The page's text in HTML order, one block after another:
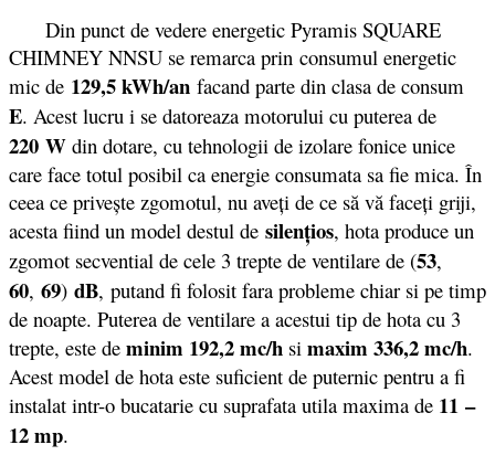
Din punct de vedere energetic Pyramis SQUARE
CHIMNEY NNSU se remarca prin consumul energetic
mic de 129,5 kWh/an facand parte din clasa de consum
E. Acest lucru i se datoreaza motorului cu puterea de
220 W din dotare, cu tehnologii de izolare fonice unice
care face totul posibil ca energie consumata sa fie mica. În
ceea ce priveşte zgomotul, nu aveţi de ce să vă faceţi griji,
acesta fiind un model destul de silenţios, hota produce un
zgomot secvential de cele 3 trepte de ventilare de (53,
60, 69) dB, putand fi folosit fara probleme chiar si pe timp
de noapte. Puterea de ventilare a acestui tip de hota cu 3
trepte, este de minim 192,2 mc/h si maxim 336,2 mc/h.
Acest model de hota este suficient de puternic pentru a fi
instalat intr-o bucatarie cu suprafata utila maxima de 11 –
12 mp.